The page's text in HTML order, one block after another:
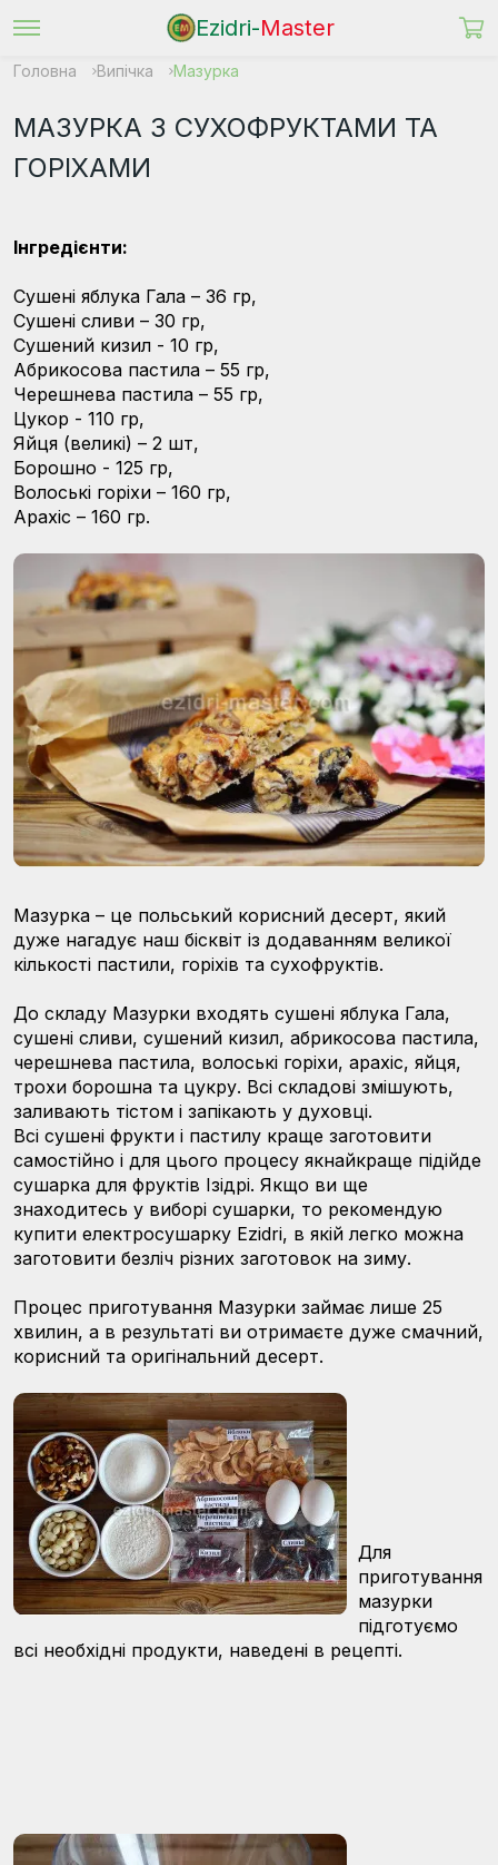
Ezidri-Master
Головна Випічка Мазурка
МАЗУРКА З СУХОФРУКТАМИ ТА
ГОРІХАМИ
Інгредієнти:
Сушені яблука Гала – 36 гр,
Сушені сливи – 30 гр,
Сушений кизил - 10 гр,
Абрикосова пастила – 55 гр,
Черешнева пастила – 55 гр,
Цукор - 110 гр,
Яйця (великі) – 2 шт,
Борошно - 125 гр,
Волоські горіхи – 160 гр,
Арахіс – 160 гр.
Мазурка – це польський корисний десерт, який
дуже нагадує наш бісквіт із додаванням великої
кількості пастили, горіхів та сухофруктів.
До складу Мазурки входять сушені яблука Гала,
сушені сливи, сушений кизил, абрикосова пастила,
черешнева пастила, волоські горіхи, арахіс, яйця,
трохи борошна та цукру. Всі складові змішують,
заливають тістом і запікають у духовці.
Всі сушені фрукти і пастилу краще заготовити
самостійно і для цього процесу якнайкраще підійде
сушарка для фруктів Ізідрі. Якщо ви ще
знаходитесь у виборі сушарки, то рекомендую
купити електросушарку Ezidri, в якій легко можна
заготовити безліч різних заготовок на зиму.
Процес приготування Мазурки займає лише 25
хвилин, а в результаті ви отримаєте дуже смачний,
корисний та оригінальний десерт.
Для
приготування
мазурки
підготуємо
всі необхідні продукти, наведені в рецепті.